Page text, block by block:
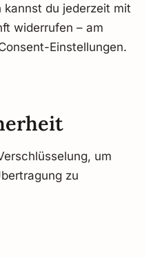
kannst du jederzeit mit
widerrufen – am
Einstellungen.
um
zu